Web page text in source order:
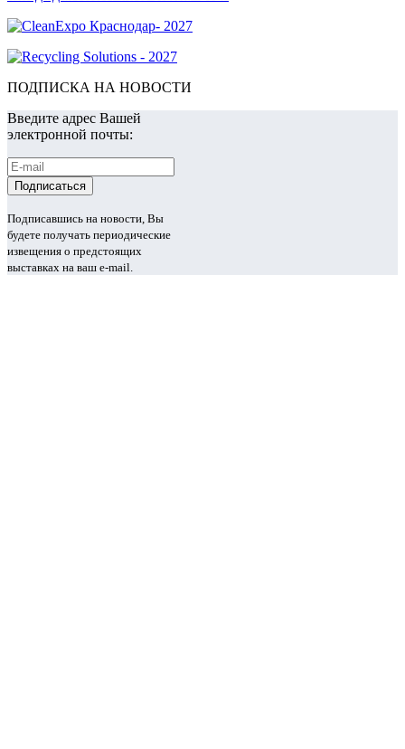
ПОДПИСКА НА НОВОСТИ
Введите адрес Вашей
электронной почты:
Подписавшись на новости, Вы
будете получать периодические
извещения о предстоящих
выставках на ваш e-mail.